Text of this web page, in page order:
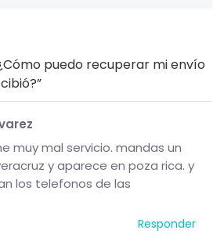
puedo recuperar mi envío
muy mal servicio. mandas un
y aparece en poza rica. y
los telefonos de las
Responder